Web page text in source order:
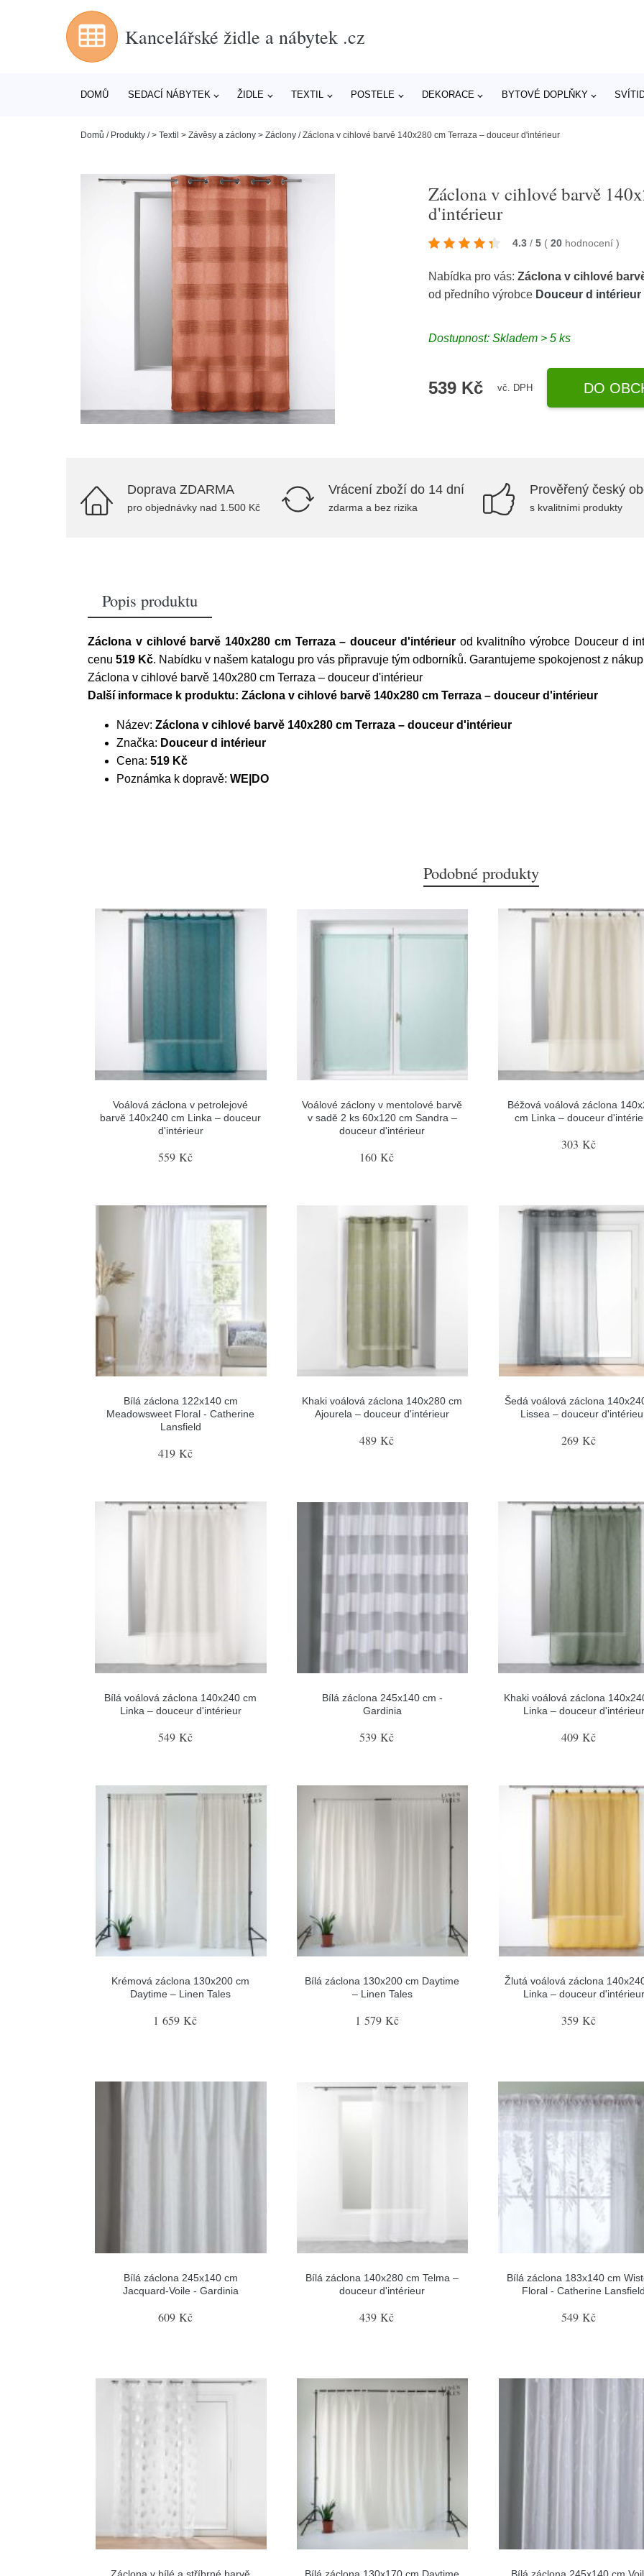
Kancelářské židle a nábytek .cz
DOMŮ SEDACÍ NÁBYTEK ŽIDLE TEXTIL POSTELE DEKORACE BYTOVÉ DOPLŇKY
Domů / Produkty /> Textil > Závěsy a záclony > Záclony /Záclona v cihlové barvě 140x280 cm Terraza – douceur d'intérieur
Záclona v cihlové barvě
d'intérieur
4.3 / 5 ( 20 hodnocení)
Nabídka pro vás:Záclona v cihlové
od předního výrobce Douceur d intérieur
Dostupnost: Skladem > 5 ks
539 Kč vč. DPH DO
Doprava ZDARMA
pro objednávky nad 1.500 Kč
Vrácení zboží do 14 dní
zdarma a bez rizika
Prověřený český
s kvalitními produkty
Popis produktu
Záclona v cihlové barvě 140x280 cm Terraza – douceur d'intérieurod kvalitního výrobce Douceur d
cenu 519 Kč. Nabídku v našem katalogu pro vás připravuje tým odborníků. Garantujeme spokojenost z
Záclona v cihlové barvě 140x280 cm Terraza – douceur d'intérieur
Další informace k produktu: Záclona v cihlové barvě 140x280 cm Terraza – douceur d'intérieur
Název: Záclona v cihlové barvě 140x280 cm Terraza – douceur d'intérieur
Značka: Douceur d intérieur
Cena: 519 Kč
Poznámka k dopravě: WE|DO
Podobné produkty
Voálová záclona v petrolejové
barvě 140x240 cm Linka – douceur
d'intérieur
559 Kč
Voálové záclony v mentolové barvě
v sadě 2 ks 60x120 cm Sandra –
douceur d'intérieur
160 Kč
Béžová voálová záclona
cm Linka – douceur
303 Kč
Bílá záclona 122x140 cm
Meadowsweet Floral - Catherine
Lansfield
419 Kč
Khaki voálová záclona 140x280 cm
Ajourela – douceur d'intérieur
489 Kč
Šedá voálová záclona
Lissea – douceur
269 Kč
Bílá voálová záclona 140x240 cm
Linka – douceur d'intérieur
549 Kč
Bílá záclona 245x140 cm -
Gardinia
539 Kč
Khaki voálová záclona
Linka – douceur d'intérieur
409 Kč
Krémová záclona 130x200 cm
Daytime – Linen Tales
1 659 Kč
Bílá záclona 130x200 cm Daytime
– Linen Tales
1 579 Kč
Žlutá voálová záclona
Linka – douceur d'intérieur
359 Kč
Bílá záclona 245x140 cm
Jacquard-Voile - Gardinia
609 Kč
Bílá záclona 140x280 cm Telma –
douceur d'intérieur
439 Kč
Bílá záclona 183x140 cm
Floral - Catherine
549 Kč